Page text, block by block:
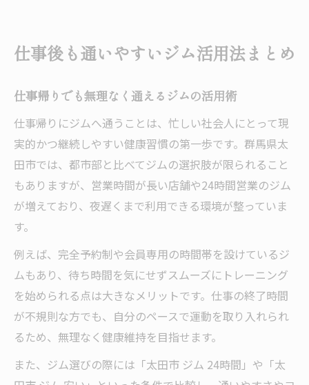
仕事後も通いやすいジム活用法まとめ
仕事帰りでも無理なく通えるジムの活用術
仕事帰りにジムへ通うことは、忙しい社会人にとって現
実的かつ継続しやすい健康習慣の第一歩です。群馬県太
田市では、都市部と比べてジムの選択肢が限られること
もありますが、営業時間が長い店舗や24時間営業のジム
が増えており、夜遅くまで利用できる環境が整っていま
す。
例えば、完全予約制や会員専用の時間帯を設けているジ
ムもあり、待ち時間を気にせずスムーズにトレーニング
を始められる点は大きなメリットです。仕事の終了時間
が不規則な方でも、自分のペースで運動を取り入れられ
るため、無理なく健康維持を目指せます。
また、ジム選びの際には「太田市 ジム 24時間」や「太